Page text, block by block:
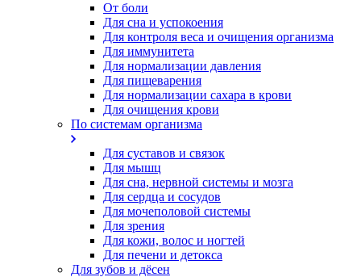
От боли
Для сна и успокоения
Для контроля веса и очищения организма
Для иммунитета
Для нормализации давления
Для пищеварения
Для нормализации сахара в крови
Для очищения крови
По системам организма
Для суставов и связок
Для мышц
Для сна, нервной системы и мозга
Для сердца и сосудов
Для мочеполовой системы
Для зрения
Для кожи, волос и ногтей
Для печени и детокса
Для зубов и дёсен